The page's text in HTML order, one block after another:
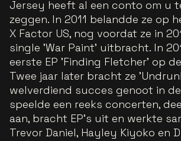
Jersey heeft al een conto om u
zeggen. In 2011 belandde ze op
X Factor US, nog voordat ze in
single 'War Paint' uitbracht. In
eerste EP 'Finding Fletcher' op
Twee jaar later bracht ze
welverdiend succes genoot in de
speelde een reeks concerten,
aan, bracht EP's uit en werkte
Trevor Daniel, Hayley Kiyoko en